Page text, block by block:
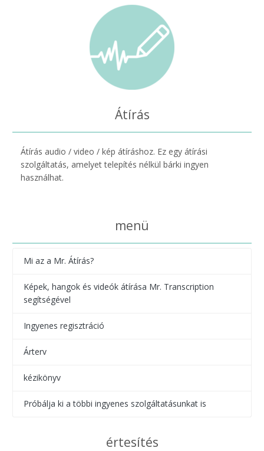
Átírás
Átírás audio / video / kép átíráshoz. Ez egy átírási
szolgáltatás, amelyet telepítés nélkül bárki ingyen
használhat.
menü
Mi az a Mr. Átírás?
Képek, hangok és videók átírása Mr. Transcription
segítségével
Ingyenes regisztráció
Árterv
kézikönyv
Próbálja ki a többi ingyenes szolgáltatásunkat is
értesítés